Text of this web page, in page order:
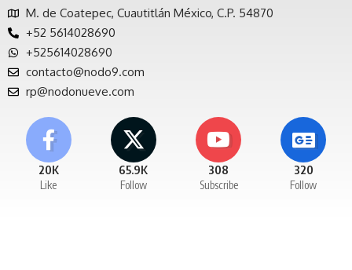
M. de Coatepec, Cuautitlán México, C.P. 54870
+52 5614028690
+525614028690
contacto@nodo9.com
rp@nodonueve.com
20K
Like
65.9K
Follow
308
Subscribe
320
Follow